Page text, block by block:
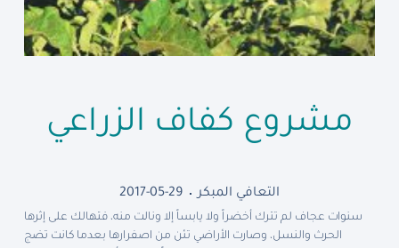
مشروع كفاف الزراعي
التعافي المبكر 2017-05-29
سنوات عجاف لم تترك أخضراً ولا يابساً إلا ونالت منه، فتهالك على إثرها
الحرث والنسل، وصارت الأراضي تئن من اصفرارها بعدما كانت تضج